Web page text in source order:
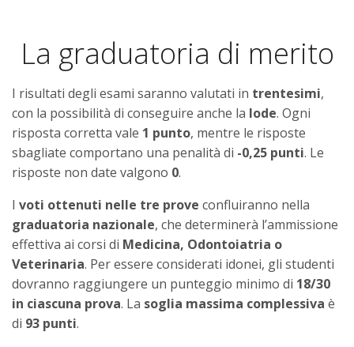
La graduatoria di merito
I risultati degli esami saranno valutati in trentesimi,
con la possibilità di conseguire anche la lode. Ogni
risposta corretta vale 1 punto, mentre le risposte
sbagliate comportano una penalità di -0,25 punti. Le
risposte non date valgono 0.
I voti ottenuti nelle tre prove confluiranno nella
graduatoria nazionale, che determinerà l’ammissione
effettiva ai corsi di Medicina, Odontoiatria o
Veterinaria. Per essere considerati idonei, gli studenti
dovranno raggiungere un punteggio minimo di 18/30
in ciascuna prova. La soglia massima complessiva è
di 93 punti.